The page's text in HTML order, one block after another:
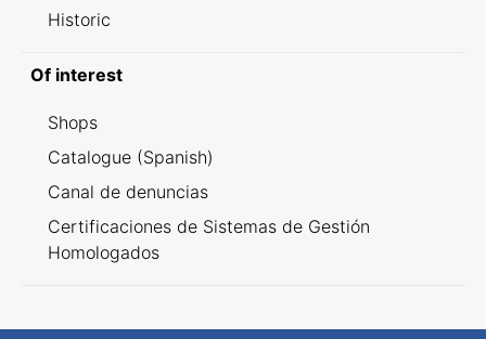
Historic
Of interest
Shops
Catalogue (Spanish)
Canal de denuncias
Certificaciones de Sistemas de Gestión
Homologados